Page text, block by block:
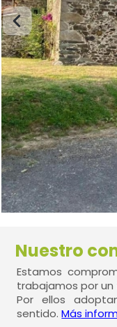
Nuestro
Estamos
trabajamos por
Por ellos
sentido.Más